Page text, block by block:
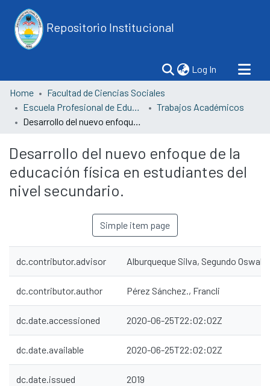
Repositorio Institucional
Log In (current)
Home
Facultad de Ciencias Sociales
Escuela Profesional de Educación
Trabajos Académicos
Desarrollo del nuevo enfoque de la educación física en estudiantes del nivel secundario.
Desarrollo del nuevo enfoque de la
educación física en estudiantes del
nivel secundario.
Simple item page
dc.contributor.advisor Alburqueque Silva, Segundo
dc.contributor.author Pérez Sánchez., Francli
dc.date.accessioned 2020-06-25T22:02:02Z
dc.date.available 2020-06-25T22:02:02Z
dc.date.issued 2019